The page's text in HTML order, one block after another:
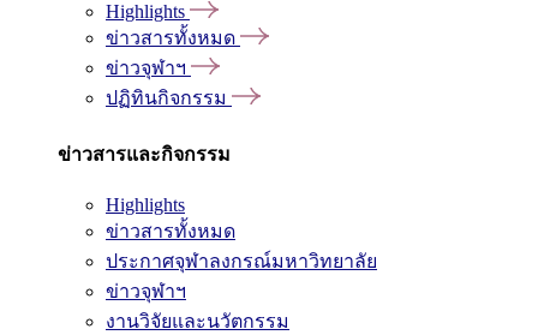
Highlights
ข่าวสารทั้งหมด
ข่าวจุฬาฯ
ปฏิทินกิจกรรม
ข่าวสารและกิจกรรม
Highlights
ข่าวสารทั้งหมด
ประกาศจุฬาลงกรณ์มหาวิทยาลัย
ข่าวจุฬาฯ
งานวิจัยและนวัตกรรม